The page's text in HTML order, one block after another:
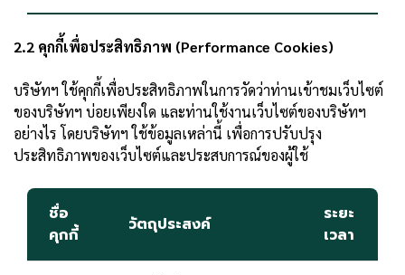
2.2 คุกกี้เพื่อประสิทธิภาพ (Performance Cookies)
บริษัทฯ ใช้คุกกี้เพื่อประสิทธิภาพในการวัดว่าท่านเข้าชมเว็บไซต์
ของบริษัทฯ บ่อยเพียงใด และท่านใช้งานเว็บไซต์ของบริษัทฯ
อย่างไร โดยบริษัทฯ ใช้ข้อมูลเหล่านี้ เพื่อการปรับปรุง
ประสิทธิภาพของเว็บไซต์และประสบการณ์ของผู้ใช้
ชื่อ
คุกกี้
วัตถุประสงค์
ระยะ
เวลา